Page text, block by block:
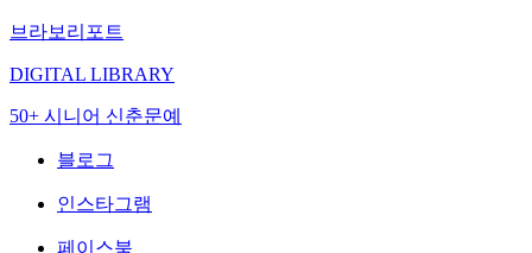
브라보리포트
DIGITAL LIBRARY
50+ 시니어 신춘문예
블로그
인스타그램
페이스북